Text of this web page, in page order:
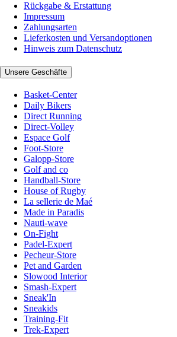
Rückgabe & Erstattung
Impressum
Zahlungsarten
Lieferkosten und Versandoptionen
Hinweis zum Datenschutz
Unsere Geschäfte
Basket-Center
Daily Bikers
Direct Running
Direct-Volley
Espace Golf
Foot-Store
Galopp-Store
Golf and co
Handball-Store
House of Rugby
La sellerie de Maé
Made in Paradis
Nauti-wave
On-Fight
Padel-Expert
Pecheur-Store
Pet and Garden
Slowood Interior
Smash-Expert
Sneak'In
Sneakids
Training-Fit
Trek-Expert